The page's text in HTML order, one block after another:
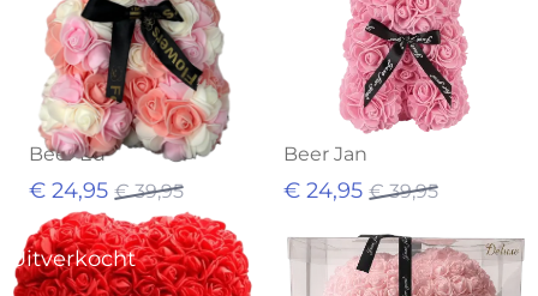
Beer Ed
€ 24,95 € 39,95
Beer Jan
€ 24,95 € 39,95
Uitverkocht